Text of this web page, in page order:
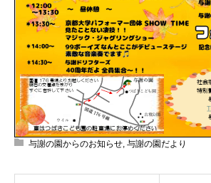
与謝の園からのお知らせ, 与謝の園だより